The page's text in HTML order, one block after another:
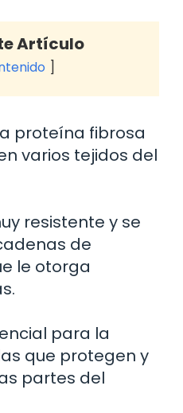
Artículo
proteína fibrosa
varios tejidos del
resistente y se
de
le otorga
para la
que protegen y
partes del